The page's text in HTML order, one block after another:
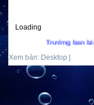
Loading
Trưởng ban biên
Xem bản: Desktop |